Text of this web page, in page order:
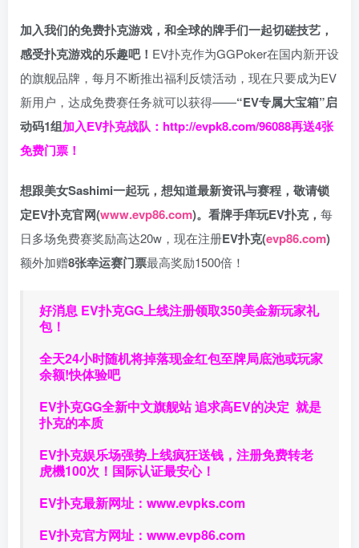
加入我们的免费扑克游戏，和全球的牌手们一起切磋技艺，
感受扑克游戏的乐趣吧！ EV扑克作为GGPoker在国内新开设
的旗舰品牌，每月不断推出福利反馈活动，现在只要成为EV
新用户，达成免费赛任务就可以获得——“EV专属大宝箱”启
动码1组加入EV扑克战队： http://evpk8.com/96088再送4张
免费门票！
想跟美女Sashimi一起玩， 想知道最新资讯与赛程， 敬请锁
定EV扑克官网(www.evp86.com)。 看牌手痒玩EV扑克， 每
日多场免费赛奖励高达20w，现在注册EV扑克(evp86.com)
额外加赠8张幸运赛门票最高奖励1500倍！
好消息 EV扑克GG上线注册领取350美金新玩家礼
包！
全天24小时随机将掉落现金红包至牌局底池或玩家
余额!快体验吧
EV扑克GG全新中文旗舰站追求高EV的决定 就是
扑克的本质
EV扑克娱乐场强势上线疯狂送钱，注册免费转老
虎機100次！国际认证最安心！
EV扑克最新网址： www.evpks.com
EV扑克官方网址： www.evp86.com